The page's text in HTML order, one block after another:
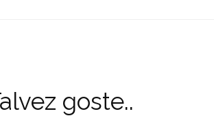
goste..